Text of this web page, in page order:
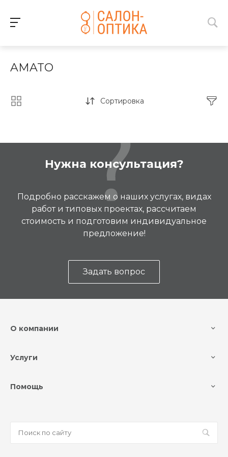
AMATO
Сортировка
Нужна консультация?
Подробно расскажем о наших услугах, видах
работ и типовых проектах, рассчитаем
стоимость и подготовим индивидуальное
предложение!
Задать вопрос
О компании
Услуги
Помощь